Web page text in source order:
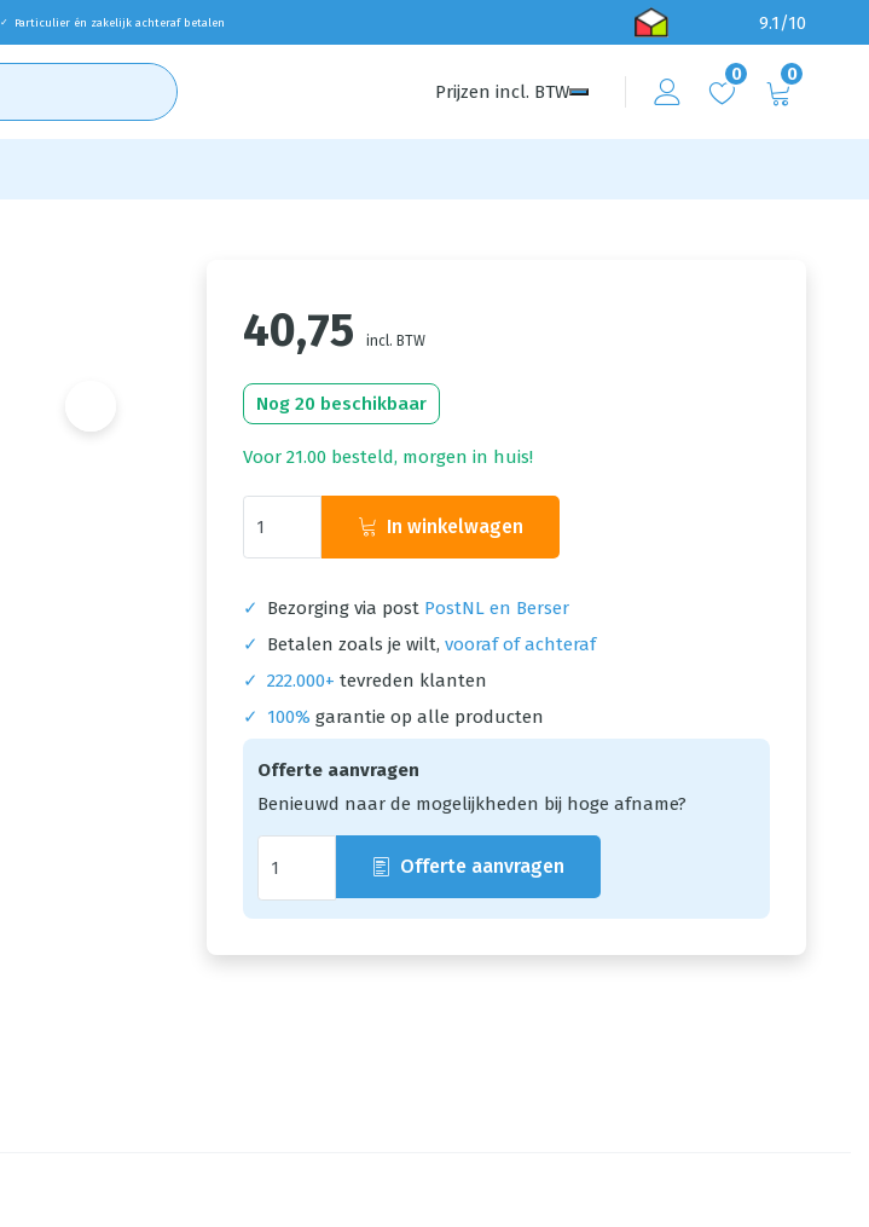
✓ Particulier én zakelijk achteraf betalen 9.1/10
Prijzen incl. BTW
0 0
40,75 incl. BTW
Nog 20 beschikbaar
Voor 21.00 besteld, morgen in huis!
In winkelwagen
✓ Bezorging via post PostNL en Berser
✓
Betalen zoals je wilt, vooraf of achteraf
✓ 222.000+ tevreden klanten
✓
100% garantie op alle producten
Offerte aanvragen
Benieuwd naar de mogelijkheden bij hoge afname?
Offerte aanvragen